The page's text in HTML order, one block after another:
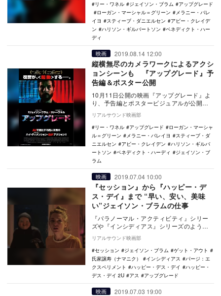
リー・ワネル
ジェイソン・ブラム
アップグレード
ローガン・マーシャル＝グリーン
メラニー・バレ
イヨ
スティーブ・ダニエルセン
アビー・クレイデ
ン
ハリソン・ギルバートソン
ベネディクト・ハー
ディ
映画 2019.08.14 12:00
縦横無尽のカメラワークによるアクシ
ョンシーンも 『アップグレード』予
告編＆ポスター公開
10月11日公開の映画『アップグレード』よ
り、予告編とポスタービジュアルが公開さ
ッ…
リアルサウンド映画部
リー・ワネル
アップグレード
ローガン・マーシャ
ル＝グリーン
メラニー・バレイヨ
スティーブ・ダ
ニエルセン
アビー・クレイデン
ハリソン・ギルバ
ートソン
ベネディクト・ハーディ
ジェイソン・ブ
ラム
映画 2019.07.04 10:00
『セッション』から『ハッピー・デ
ス・デイ』まで “早い、安い、美味
い”ジェイソン・ブラムの仕事
『パラノーマル・アクティビティ』シリー
ズや『インシディアス』シリーズのような
Jump Scare（びっくり）映画、『ザ・ベ
イ』や…
リアルサウンド映画部
セッション
ジェイソン・ブラム
ゲット・アウト
氏家譲寿（ナマニク）
インシディアス
パージ：エ
クスペリメント
ハッピー・デス・デイ
ハッピー・
デス・デイ 2U
アス アップグレード
映画 2019.07.03 19:00